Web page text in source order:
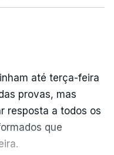
até terça-feira
provas, mas
resposta a todos os
que